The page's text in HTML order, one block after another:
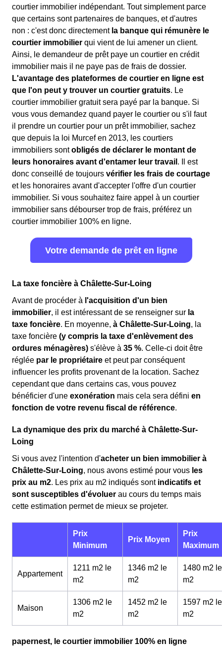
courtier immobilier indépendant. Tout simplement parce
que certains sont partenaires de banques, et d'autres
non : c'est donc directement la banque qui rémunère le
courtier immobilier qui vient de lui amener un client.
Ainsi, le demandeur de prêt paye un courtier en crédit
immobilier mais il ne paye pas de frais de dossier.
L'avantage des plateformes de courtier en ligne est
que l'on peut y trouver un courtier gratuits. Le
courtier immobilier gratuit sera payé par la banque. Si
vous vous demandez quand payer le courtier ou s'il faut
il prendre un courtier pour un prêt immobilier, sachez
que depuis la loi Murcef en 2013, les courtiers
immobiliers sontobligés de déclarer le montant de
leurs honoraires avant d'entamer leur travail . Il est
donc conseillé de toujours vérifier les frais de courtage
et les honoraires avant d'accepter l'offre d'un courtier
immobilier. Si vous souhaitez faire appel à un courtier
immobilier sans débourser trop de frais, préférez un
courtier immobilier 100% en ligne.
Votre demande de prêt en ligne
La taxe foncière à Châlette-Sur-Loing
Avant de procéder à l'acquisition d'un bien
immobilier, il est intéressant de se renseigner sur la
taxe foncière. En moyenne, à Châlette-Sur-Loing, la
taxe foncière (y compris la taxe d'enlèvement des
ordures ménagères) s'élève à 35 %. Celle-ci doit être
réglée par le propriétaire et peut par conséquent
influencer les profits provenant de la location. Sachez
cependant que dans certains cas, vous pouvez
bénéficier d'une exonération mais cela sera défini en
fonction de votre revenu fiscal de référence.
La dynamique des prix du marché à Châlette-Sur-
Loing
Si vous avez l'intention d'acheter un bien immobilier à
Châlette-Sur-Loing, nous avons estimé pour vous les
prix au m2. Les prix au m2 indiqués sont indicatifs et
sont susceptibles d'évoluer au cours du temps mais
cette estimation permet de mieux se projeter.
Prix
Minimum
Prix Moyen
Prix
Maximum
Appartement
1211 m2 le
m2
1346 m2 le
m2
1480 m2 le
m2
Maison
1306 m2 le
m2
1452 m2 le
m2
1597 m2 le
m2
papernest, le courtier immobilier 100% en ligne